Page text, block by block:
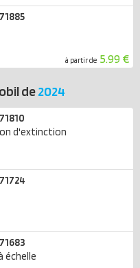
à partir de 5.99 €
de2024
d'extinction
échelle